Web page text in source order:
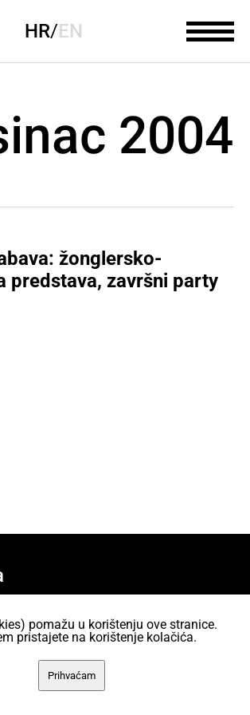
HR/EN
2004
žonglersko-
predstava, završni party
dan je na korištenje pod licencom Creative
pomažu u korištenju ove stranice.
pristajete na korištenje kolačića.
Prihvaćam